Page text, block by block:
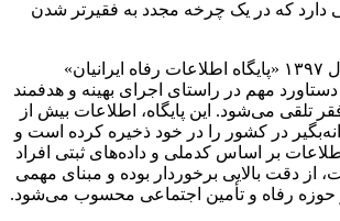
دارد که در یک چرخه مجدد به فقیرتر شدن
به این منظور، در سال ۱۳۹۷ «پایگاه اطلاعات رفاه ایرانیان»
مهم در راستای اجرای بهینه و هدفمند
می‌شود. این پایگاه، اطلاعات بیش از
در کشور را در خود ذخیره کرده است و
اطلاعات بر اساس کدملی و داده‌های ثبتی افراد
از دقت بالایی برخوردار بوده و مبنای مهمی
حوزه رفاه و تأمین اجتماعی محسوب می‌شود.